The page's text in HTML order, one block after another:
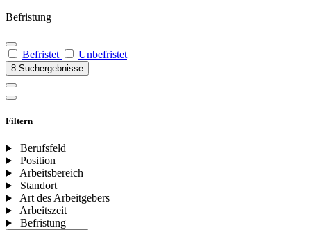
Befristung
Befristet Unbefristet
8 Suchergebnisse
Filtern
Berufsfeld
Position
Arbeitsbereich
Standort
Art des Arbeitgebers
Arbeitszeit
Befristung